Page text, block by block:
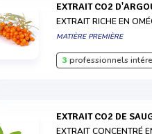
EXTRAIT CO2
EXTRAIT RICHE EN
MATIÈRE PREMIÈRE
3 professionnels
EXTRAIT CO2 DE
EXTRAIT CONCENTRÉ